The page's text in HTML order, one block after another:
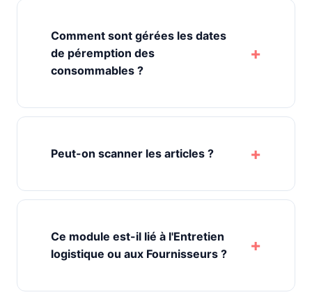
Comment sont gérées les dates
de péremption des
consommables ?
Peut-on scanner les articles ?
Ce module est-il lié à l'Entretien
logistique ou aux Fournisseurs ?